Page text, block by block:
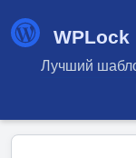
WPLock
Лучший